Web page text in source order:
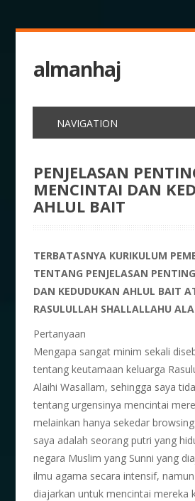
almanhaj
PENJELASAN
MENCINTAI DAN
AHLUL BAIT
TERBATASNYA KURIKULUM
TENTANG PENJELASAN
DAN KEDUDUKAN AHLUL BAIT
RASULULLAH SHALLALLAHU
Pertanyaan
Mengapa sangat minim sekali
tentang keutamaan keluarga
Alaihi Wasallam, sehingga saya
tentang urgensinya mencintai
melainkan hanya sekedar
saya adalah seorang putri yang
negara Muslim yang Sunni yang
ilmu agama secara intensif,
diajarkan untuk mencintai mereka